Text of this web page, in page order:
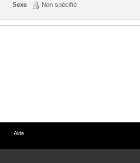
Sexe Non spécifié
Aide